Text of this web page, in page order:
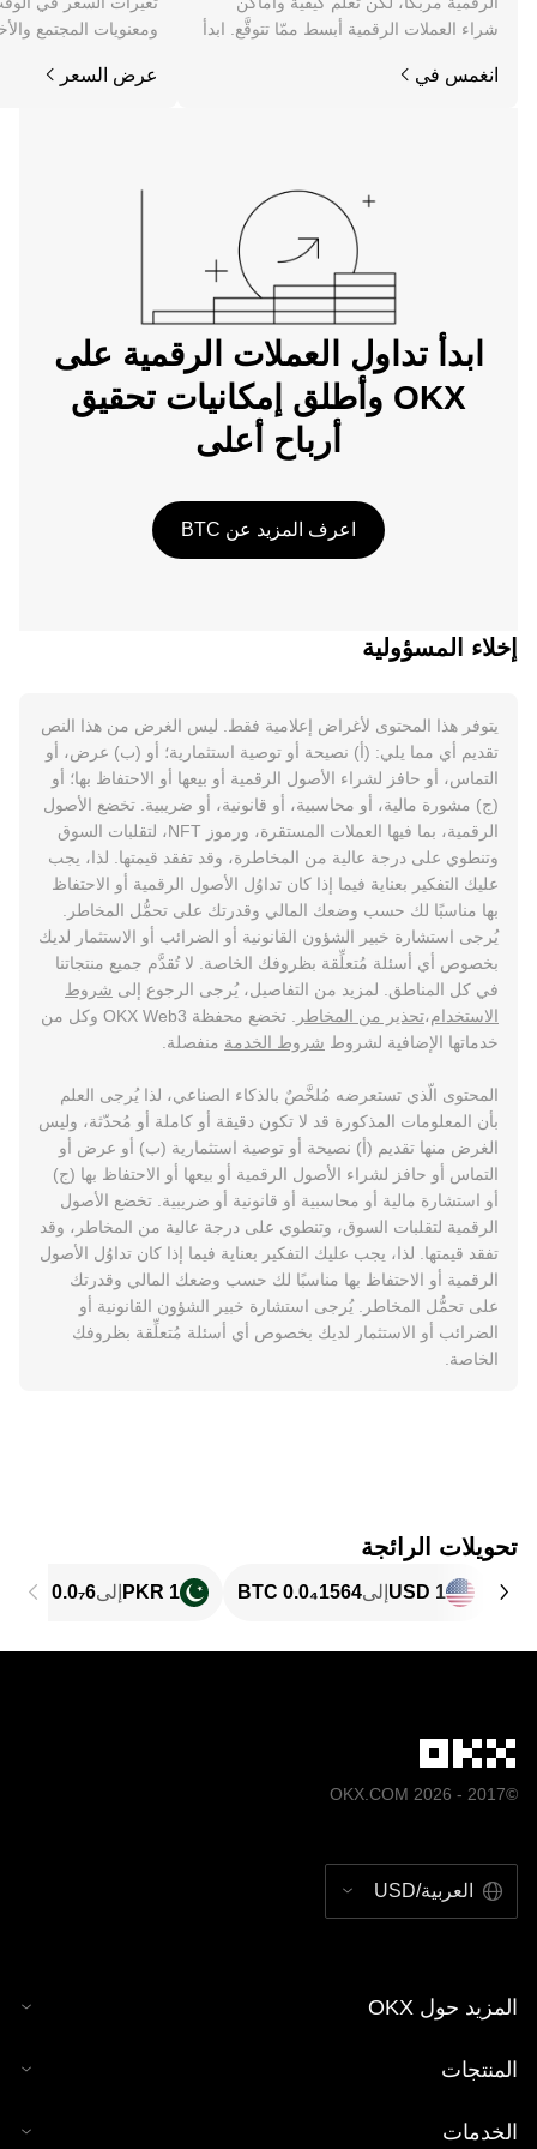
شراء العملات الرقمية أبسط ممّا تتوقَّع. ابدأ
الويب.
انغمس في
ومعنويات المجتمع
عرض السعر
ابدأ تداول العملات الرقمية على
OKX وأطلق إمكانيات تحقيق
أرباح أعلى
اعرف المزيد عن BTC
إخلاء المسؤولية
يتوفر هذا المحتوى لأغراض إعلامية فقط. ليس الغرض من هذا النص
تقديم أي مما يلي: (أ) نصيحة أو توصية استثمارية؛ أو (ب) عرض، أو
التماس، أو حافز لشراء الأصول الرقمية أو بيعها أو الاحتفاظ بها؛ أو
(ج) مشورة مالية، أو محاسبية، أو قانونية، أو ضريبية. تخضع الأصول
الرقمية، بما فيها العملات المستقرة، ورموز NFT، لتقلبات السوق
وتنطوي على درجة عالية من المخاطرة، وقد تفقد قيمتها. لذا، يجب
عليك التفكير بعناية فيما إذا كان تداوُل الأصول الرقمية أو الاحتفاظ
بها مناسبًا لك حسب وضعك المالي وقدرتك على تحمُّل المخاطر.
يُرجى استشارة خبير الشؤون القانونية أو الضرائب أو الاستثمار لديك
بخصوص أي أسئلة مُتعلِّقة بظروفك الخاصة. لا تُقدَّم جميع منتجاتنا
في كل المناطق. لمزيد من التفاصيل، يُرجى الرجوع إلى شروط
الاستخدام،تحذير من المخاطر
. تخضع محفظة OKX Web3 وكل من
خدماتها الإضافية لشروط شروط الخدمة منفصلة.
المحتوى الّذي تستعرضه مُلخَّصٌ بالذكاء الصناعي، لذا يُرجى العلم
بأن المعلومات المذكورة قد لا تكون دقيقة أو كاملة أو مُحدّثة، وليس
الغرض منها تقديم (أ) نصيحة أو توصية استثمارية (ب) أو عرض أو
التماس أو حافز لشراء الأصول الرقمية أو بيعها أو الاحتفاظ بها (ج)
أو استشارة مالية أو محاسبية أو قانونية أو ضريبية. تخضع الأصول
الرقمية لتقلبات السوق، وتنطوي على درجة عالية من المخاطر، وقد
تفقد قيمتها. لذا، يجب عليك التفكير بعناية فيما إذا كان تداوُل الأصول
الرقمية أو الاحتفاظ بها مناسبًا لك حسب وضعك المالي وقدرتك
على تحمُّل المخاطر. يُرجى استشارة خبير الشؤون القانونية أو
الضرائب أو الاستثمار لديك بخصوص أي أسئلة مُتعلِّقة بظروفك
الخاصة.
تحويلات الرائجة
1 USD إلى 1 PKR إلى
©2017 - 2026 OKX.COM
العربية/USD
المزيد حول OKX
المنتجات
الخدمات